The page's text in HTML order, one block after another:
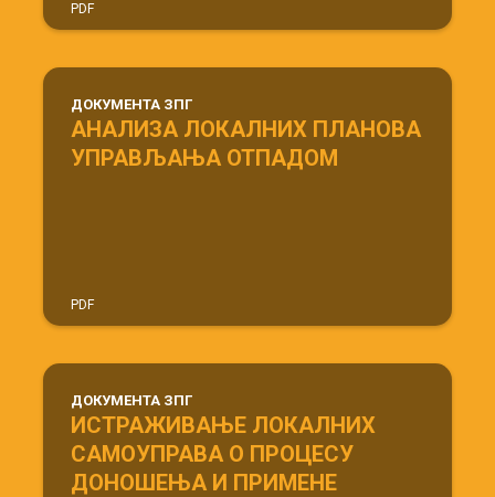
PDF
ДОКУМЕНТА ЗПГ
АНАЛИЗА ЛОКАЛНИХ ПЛАНОВА
УПРАВЉАЊА ОТПАДОМ
PDF
ДОКУМЕНТА ЗПГ
ИСТРАЖИВАЊЕ ЛОКАЛНИХ
САМОУПРАВА О ПРОЦЕСУ
ДОНОШЕЊА И ПРИМЕНЕ